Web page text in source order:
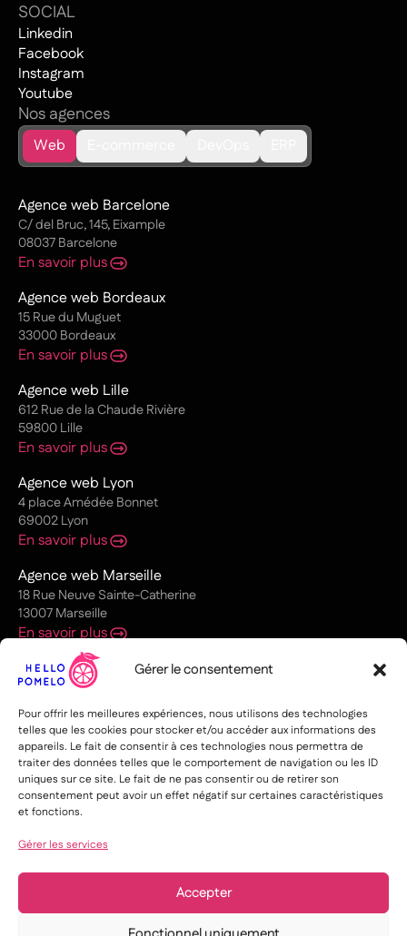
Gérer le consentement
Pour offrir les meilleures expériences, nous utilisons des technologies
telles que les cookies pour stocker et/ou accéder aux informations des
appareils. Le fait de consentir à ces technologies nous permettra de
traiter des données telles que le comportement de navigation ou les ID
uniques sur ce site. Le fait de ne pas consentir ou de retirer son
consentement peut avoir un effet négatif sur certaines caractéristiques
et fonctions.
Gérer les services
Accepter
SOCIAL
Linkedin
Facebook
Instagram
Youtube
Nos agences
Web
Agence web Barcelone
C/ del Bruc, 145, Eixample
08037 Barcelone
En savoir plus
Agence web Bordeaux
15 Rue du Muguet
33000 Bordeaux
En savoir plus
Agence web Lille
612 Rue de la Chaude Rivière
59800 Lille
En savoir plus
Agence web Lyon
4 place Amédée Bonnet
69002 Lyon
En savoir plus
Agence web Marseille
18 Rue Neuve Sainte-Catherine
13007 Marseille
En savoir plus
Agence web Nantes
1 Pl. Graslin
44000 Nantes
En savoir plus
Agence web Paris
12 rue de l’Église
75015 Paris
En savoir plus
Agence web Toulouse
33 rue des Lois
En savoir plus